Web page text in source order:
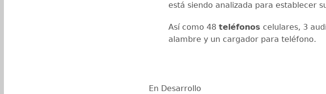
está siendo analizada para establecer
Así como ⁠48 teléfonos celulares, 3
alambre y un cargador para teléfono.
En Desarrollo